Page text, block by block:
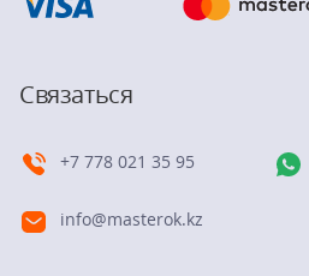
Связаться
+7 778 021 35 95
info@masterok.kz